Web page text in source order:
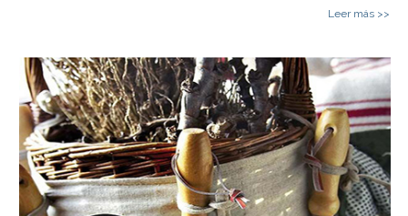
Leer más >>